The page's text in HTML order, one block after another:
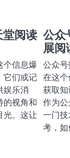
堂阅读
个信息爆
它们或记
娱乐消
的视角和
光。这让
公众
展阅
公众
在这
获取
作为
一门
考，